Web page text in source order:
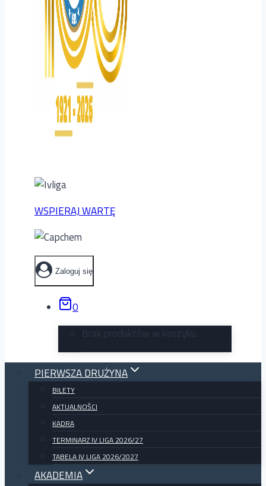
WSPIERAJ WARTĘ
Zaloguj się
0
Brak produktów w koszyku.
PIERWSZA DRUŻYNA
BILETY
AKTUALNOŚCI
KADRA
TERMINARZ IV LIGA 2026/27
TABELA IV LIGA 2026/2027
AKADEMIA